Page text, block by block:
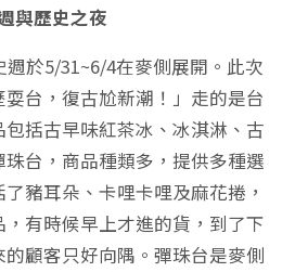
與歷史之夜
於5/31~6/4在麥側展開。此次
台，復古尬新潮！」走的是台
括古早味紅茶冰、冰淇淋、古
台，商品種類多，提供多種選
豬耳朵、卡哩卡哩及麻花捲，
有時候早上才進的貨，到了下
顧客只好向隅。彈珠台是麥側